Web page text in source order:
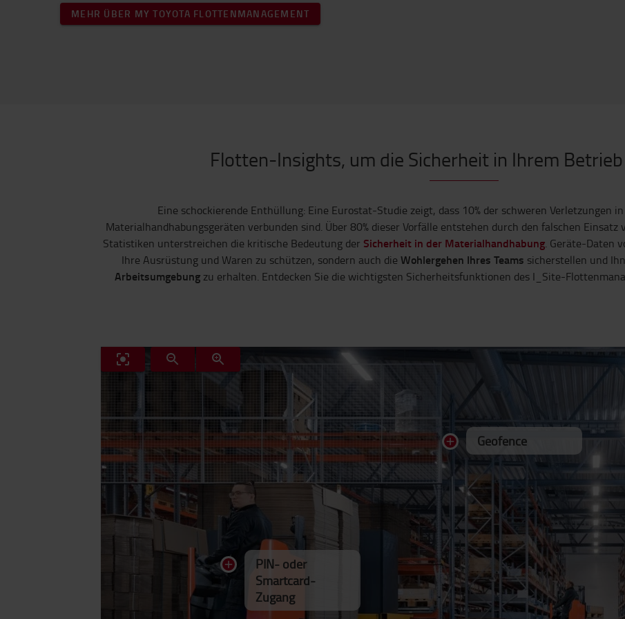
MEHR ÜBER MY TOYOTA FLOTTENMANAGEMENT
Flotten-Insights, um die Sicherheit in Ihrem
Eine schockierende Enthüllung: Eine Eurostat-Studie zeigt, dass 10% der schweren Verletzungen
Materialhandhabungsgeräten verbunden sind. Über 80% dieser Vorfälle entstehen durch den falschen Einsatz
Statistiken unterstreichen die kritische Bedeutung der Sicherheit in der Materialhandhabung. Geräte-Daten
Ihre Ausrüstung und Waren zu schützen, sondern auch die Wohlergehen Ihres Teams sicherstellen und
Arbeitsumgebung zu erhalten. Entdecken Sie die wichtigsten Sicherheitsfunktionen des I_Site-
PIN- oder
Smartcard-
Zugang
Geofence